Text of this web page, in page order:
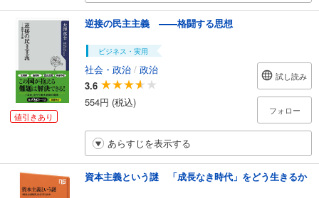
値引きあり
逆接の民主主義 ――格闘する思想
ビジネス・実用
社会・政治 / 政治
3.6
554円 (税込)
試し読み
フォロー
あらすじを表示する
資本主義という謎 「成長なき時代」をどう生きるか